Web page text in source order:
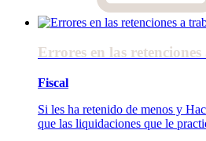
Errores en las
Fiscal
Si les ha retenido de menos y
que las liquidaciones que le